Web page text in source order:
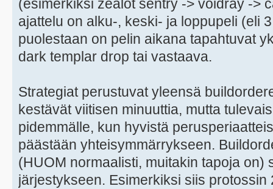
(esimerkiksi zealot sentry -> voidray ->
ajattelu on alku-, keski- ja loppupeli (eli
puolestaan on pelin aikana tapahtuvat
dark templar drop tai vastaava.
Strategiat perustuvat yleensä
kestävät viitisen minuuttia, mutta
pidemmälle, kun hyvistä
päästään yhteisymmärrykseen.
(HUOM normaalisti, muitakin tapoja on)
järjestykseen. Esimerkiksi siis protossin